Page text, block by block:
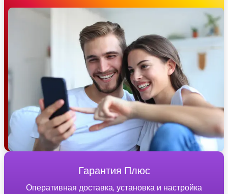
Гарантия Плюс
Оперативная доставка, установка и настройка